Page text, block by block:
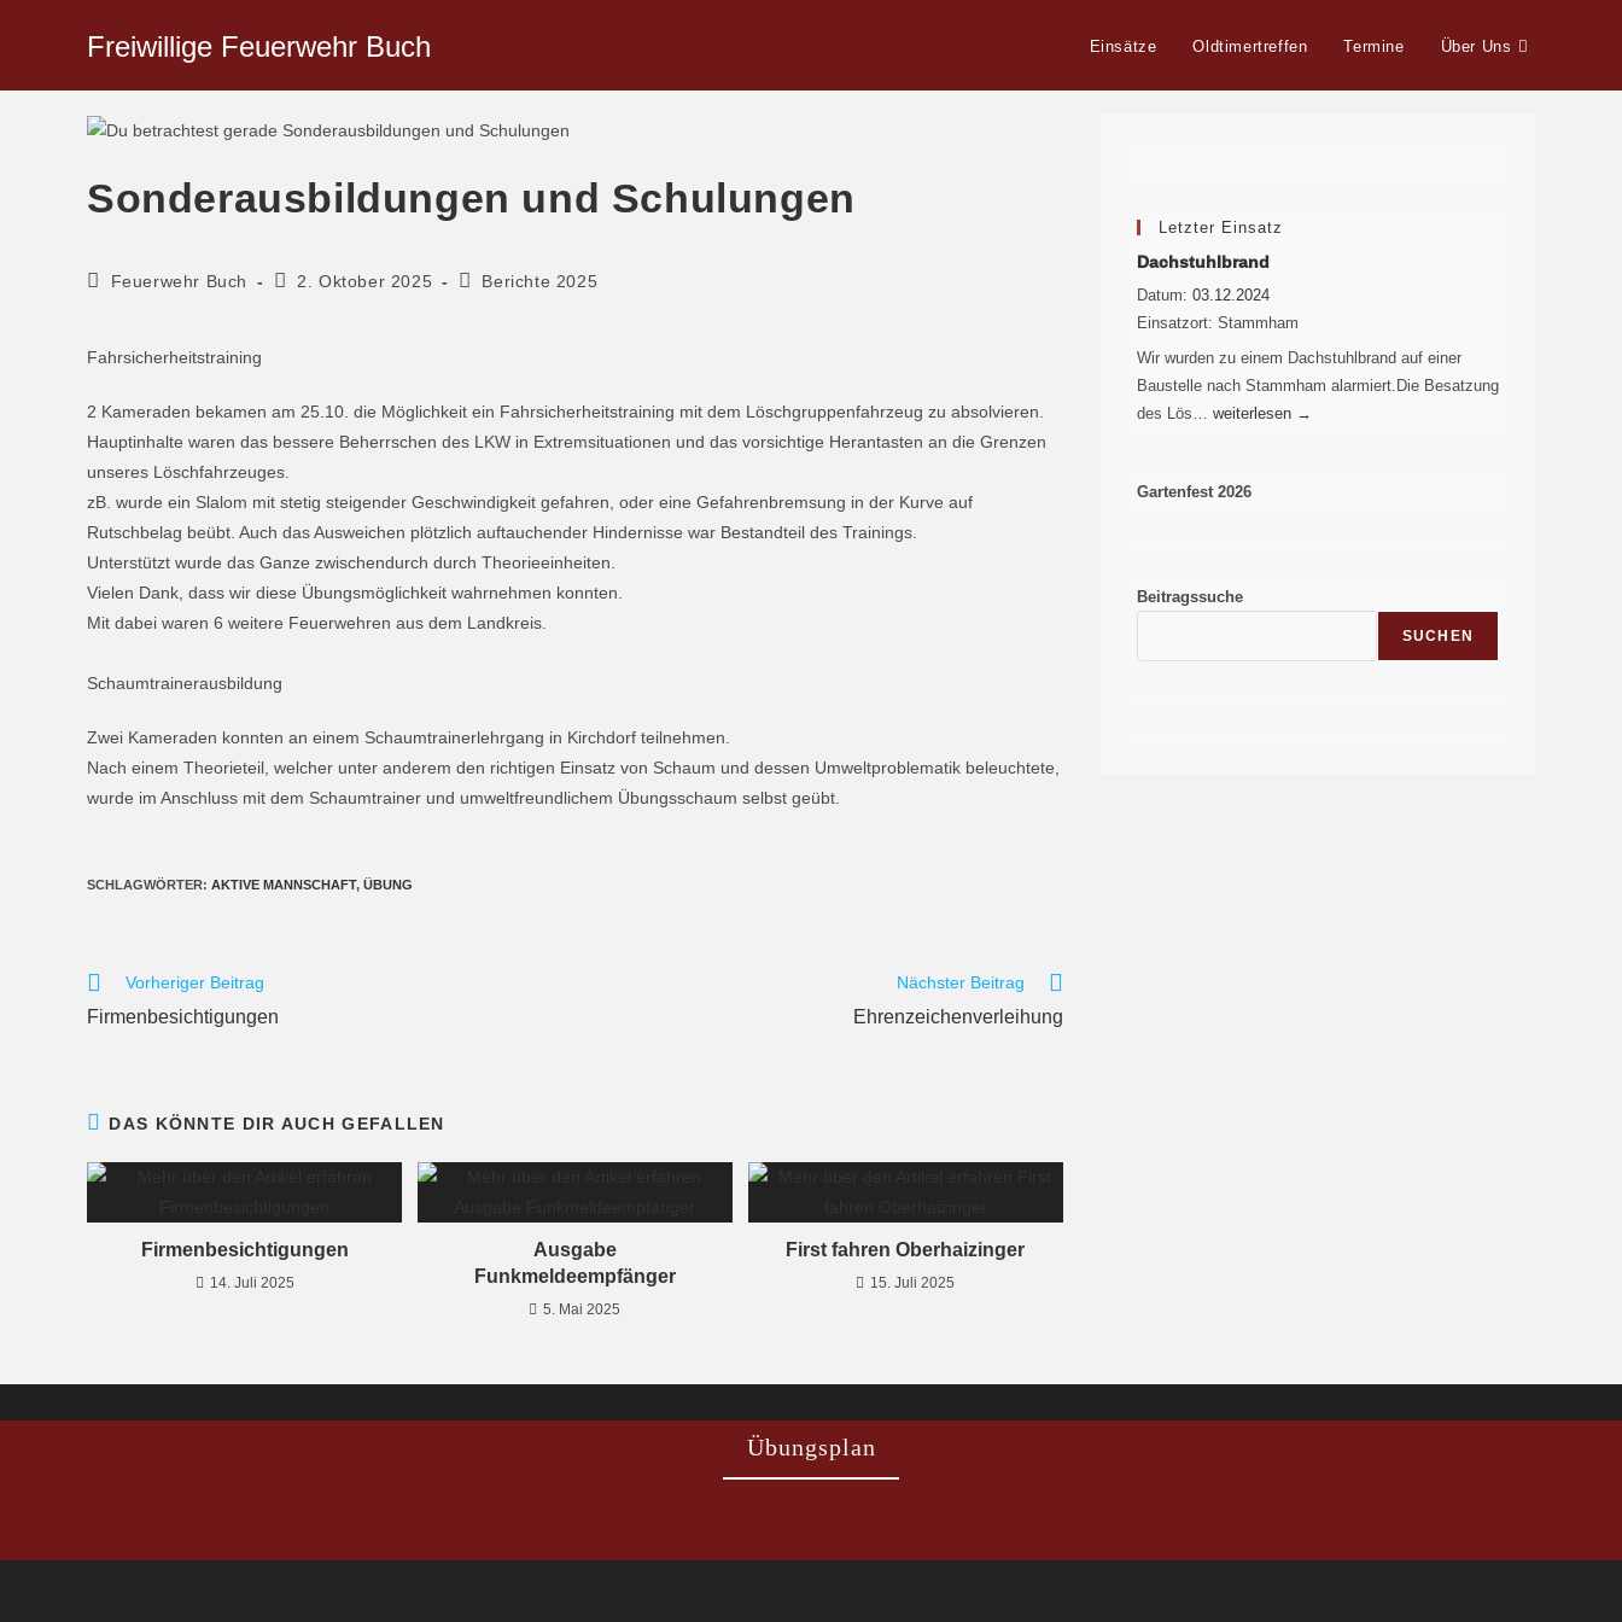
Freiwillige Feuerwehr Buch Einsätze Oldtimertreffen Termine Über Uns
Sonderausbildungen und Schulungen
Feuerwehr Buch 2. Oktober 2025 Berichte 2025
Fahrsicherheitstraining
2 Kameraden bekamen am 25.10. die Möglichkeit ein Fahrsicherheitstraining mit dem Löschgruppenfahrzeug zu absolvieren.
Hauptinhalte waren das bessere Beherrschen des LKW in Extremsituationen und das vorsichtige Herantasten an die Grenzen
unseres Löschfahrzeuges.
zB. wurde ein Slalom mit stetig steigender Geschwindigkeit gefahren, oder eine Gefahrenbremsung in der Kurve auf
Rutschbelag beübt. Auch das Ausweichen plötzlich auftauchender Hindernisse war Bestandteil des Trainings.
Unterstützt wurde das Ganze zwischendurch durch Theorieeinheiten.
Vielen Dank, dass wir diese Übungsmöglichkeit wahrnehmen konnten.
Mit dabei waren 6 weitere Feuerwehren aus dem Landkreis.
Schaumtrainerausbildung
Zwei Kameraden konnten an einem Schaumtrainerlehrgang in Kirchdorf teilnehmen.
Nach einem Theorieteil, welcher unter anderem den richtigen Einsatz von Schaum und dessen Umweltproblematik beleuchtete,
wurde im Anschluss mit dem Schaumtrainer und umweltfreundlichem Übungsschaum selbst geübt.
SCHLAGWÖRTER: AKTIVE MANNSCHAFT, ÜBUNG
Vorheriger Beitrag
Firmenbesichtigungen
Nächster Beitrag
Ehrenzeichenverleihung
DAS KÖNNTE DIR AUCH GEFALLEN
Firmenbesichtigungen
14. Juli 2025
Ausgabe
Funkmeldeempfänger
5. Mai 2025
First fahren Oberhaizinger
15. Juli 2025
Letzter Einsatz
Dachstuhlbrand
Datum: 03.12.2024
Einsatzort: Stammham
Wir wurden zu einem Dachstuhlbrand auf einer
Baustelle nach Stammham alarmiert.Die Besatzung
des Lös… weiterlesen →
Gartenfest 2026
Beitragssuche
SUCHEN
Übungsplan